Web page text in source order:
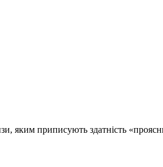
яким приписують здатність